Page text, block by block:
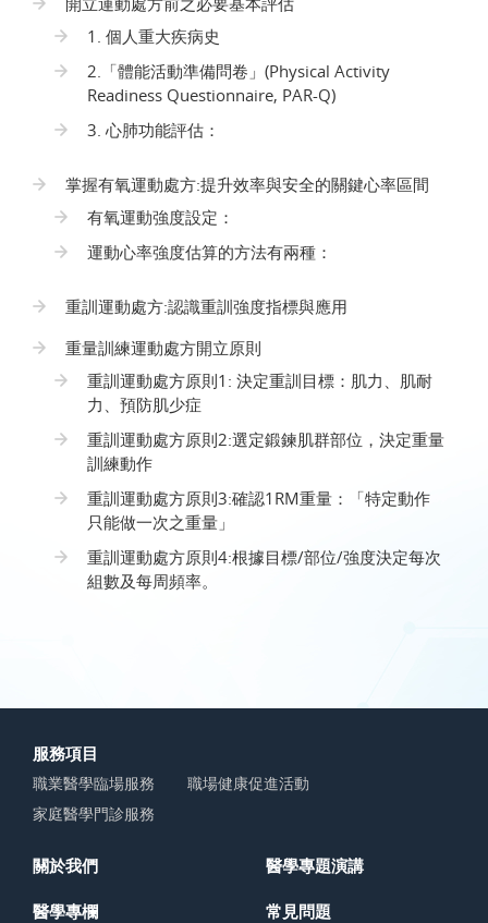
1. 個人重大疾病史
2.「體能活動準備問卷」(Physical Activity
Readiness Questionnaire, PAR-Q)
3. 心肺功能評估：
掌握有氧運動處方:提升效率與安全的關鍵心率區間
有氧運動強度設定：
運動心率強度估算的方法有兩種：
重訓運動處方:認識重訓強度指標與應用
重量訓練運動處方開立原則
重訓運動處方原則1: 決定重訓目標：肌力、肌耐
力、預防肌少症
重訓運動處方原則2:選定鍛鍊肌群部位，決定重量
訓練動作
重訓運動處方原則3:確認1RM重量：「特定動作
只能做一次之重量」
重訓運動處方原則4:根據目標/部位/強度決定每次
組數及每周頻率。
服務項目
職業醫學臨場服務
職場健康促進活動
家庭醫學門診服務
關於我們 醫學專題演講
醫學專欄 常見問題